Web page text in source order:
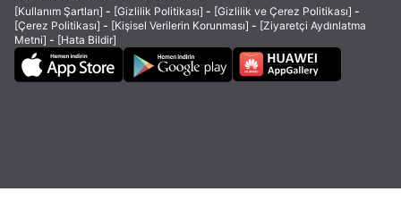
[Kullanım Şartları] - [Gizlilik Politikası] - [Gizlilik ve Çerez Politikası] -
[Çerez Politikası] - [Kişisel Verilerin Korunması] - [Ziyaretçi Aydınlatma
Metni] - [Hata Bildir]